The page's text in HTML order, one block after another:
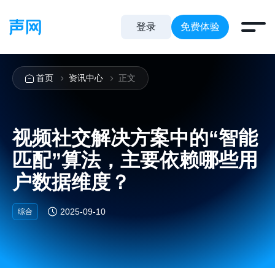
登录 免费体验
首页 资讯中心 正文
视频社交解决方案中的“智能
匹配”算法，主要依赖哪些用
户数据维度？
综合 2025-09-10